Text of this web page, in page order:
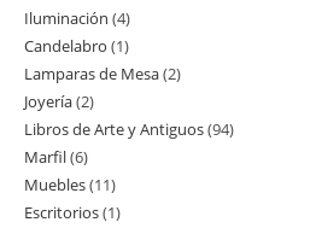
productos
Iluminación 44
productos
Candelabro 11
producto
Lamparas de Mesa 22
Joyería 22
productos
Libros de Arte y Antiguos 9494
Marfil 66
productos
Muebles 1111
productos
Escritorios 11